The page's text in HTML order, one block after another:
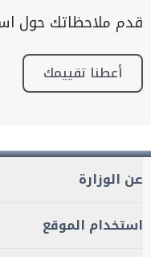
قدم ملاحظاتك حول
أعطنا تقييمك
عن الوزارة
استخدام الموقع